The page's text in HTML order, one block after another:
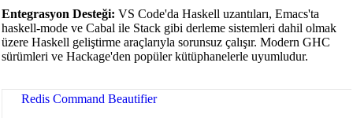
Dart Code Beautifier
INI Beautifier
Redis Command Beautifier
Entegrasyon Desteği: VS Code'da Haskell uzantıları, Emacs'ta
haskell-mode ve Cabal ile Stack gibi derleme sistemleri dahil olmak
üzere Haskell geliştirme araçlarıyla sorunsuz çalışır. Modern GHC
sürümleri ve Hackage'den popüler kütüphanelerle uyumludur.